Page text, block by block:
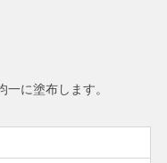
に塗布します。